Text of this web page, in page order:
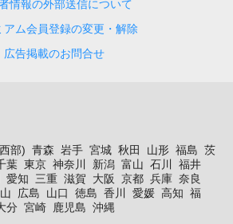
情報の外部送信について
アム会員登録の変更・解除
広告掲載のお問合せ
部) 青森 岩手 宮城 秋田 山形 福島 茨
葉 東京 神奈川 新潟 富山 石川
福井
愛知 三重 滋賀 大阪 京都 兵庫 奈良
広島 山口 徳島 香川 愛媛 高知 福
分 宮崎 鹿児島 沖縄